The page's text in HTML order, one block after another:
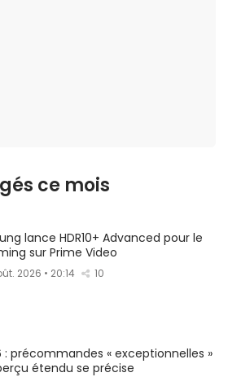
ce mois
lance HDR10+ Advanced pour le
sur Prime Video
2026 • 20:14 10
: précommandes « exceptionnelles »
étendu se précise